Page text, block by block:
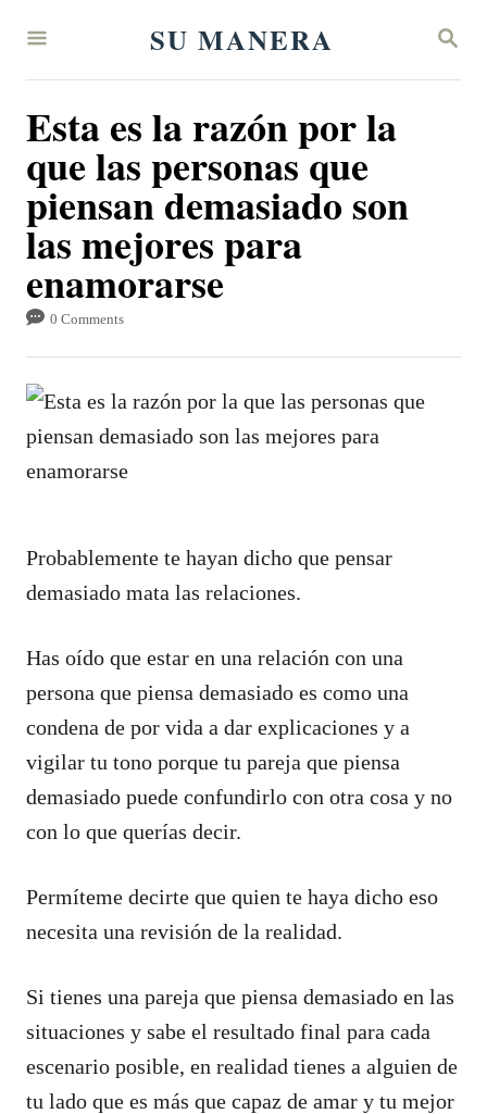
S
A
SU MANERA
Esta es la razón por la
que las personas que
piensan demasiado son
las mejores para
enamorarse
0 Comments
Probablemente te hayan dicho que pensar
demasiado mata las relaciones.
Has oído que estar en una relación con una
persona que piensa demasiado es como una
condena de por vida a dar explicaciones y a
vigilar tu tono porque tu pareja que piensa
demasiado puede confundirlo con otra cosa y no
con lo que querías decir.
Permíteme decirte que quien te haya dicho eso
necesita una revisión de la realidad.
Si tienes una pareja que piensa demasiado en las
situaciones y sabe el resultado final para cada
escenario posible, en realidad tienes a alguien de
tu lado que es más que capaz de amar y tu mejor